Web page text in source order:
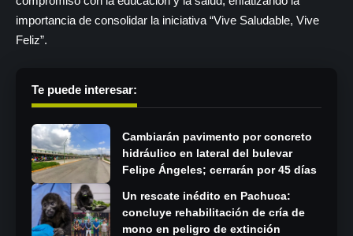
importancia de consolidar la iniciativa “Vive Saludable, Vive
Feliz”.
Te puede interesar:
Cambiarán pavimento por concreto
hidráulico en lateral del bulevar
Felipe Ángeles; cerrarán por 45 días
Un rescate inédito en Pachuca:
concluye rehabilitación de cría de
mono en peligro de extinción